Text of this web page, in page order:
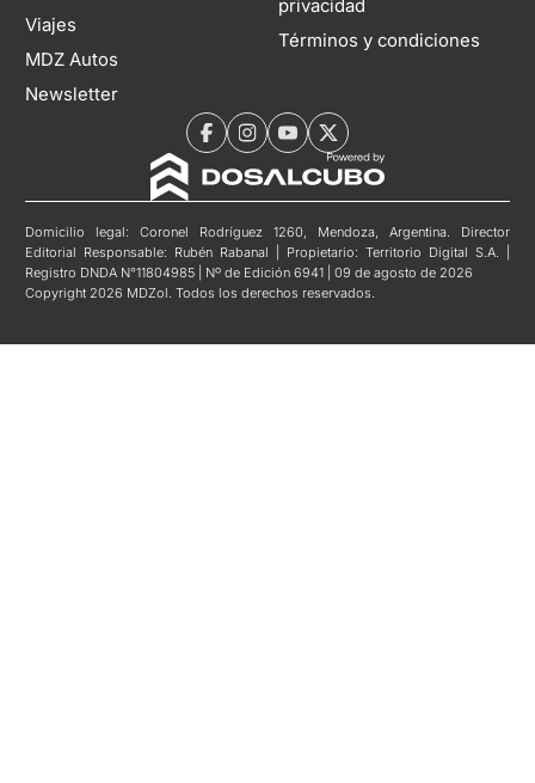
Viajes
MDZ Autos
Newsletter
privacidad
Términos y condiciones
Domicilio legal: Coronel Rodríguez 1260, Mendoza, Argentina. Director
Editorial Responsable: Rubén Rabanal | Propietario: Territorio Digital S.A. |
Registro DNDA N°11804985 | Nº de Edición 6941 | 09 de agosto de 2026
Copyright 2026 MDZol. Todos los derechos reservados.